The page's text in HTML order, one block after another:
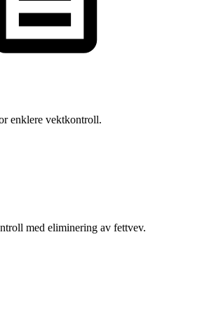
enklere vektkontroll.
med eliminering av fettvev.